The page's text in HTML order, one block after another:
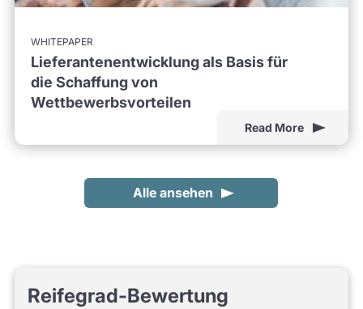
WHITEPAPER
Lieferantenentwicklung als Basis für
die Schaffung von
Wettbewerbsvorteilen
Read More
Alle ansehen
Reifegrad-Bewertung